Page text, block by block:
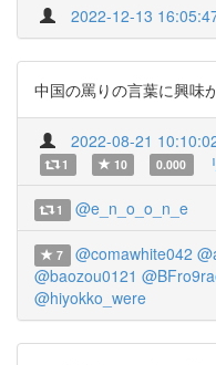
2022-12-13
中国の罵りの言葉に興味
2022-08-21
1 10 0.000
1 @e_n_o_o_n_e
7 @comawhite042
@baozou0121
@hiyokko_were